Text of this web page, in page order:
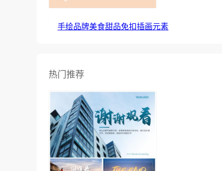
手绘品牌美食甜品免扣插画元素
热门推荐